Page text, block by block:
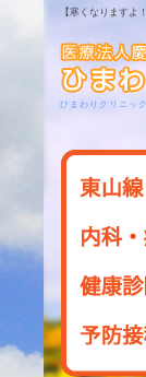
【寒くなりますよ！
ひまわりクリニッ